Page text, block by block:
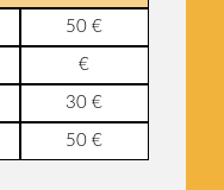
50 €
€
30 €
50 €